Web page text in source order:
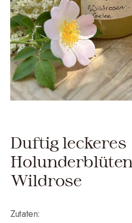
Duftig leckeres
Wildrose
Zutaten: